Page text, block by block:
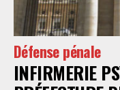
Défense pénale
INFIRMERIE